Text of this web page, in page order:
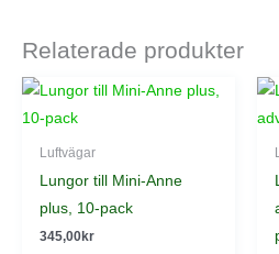
Relaterade produkter
Luftvägar
Lungor till Mini-Anne
plus, 10-pack
345,00kr